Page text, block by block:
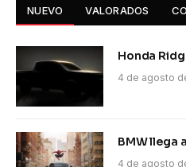
NUEVO VALORADOS
Honda
4 de agosto
BMW llega
4 de agosto